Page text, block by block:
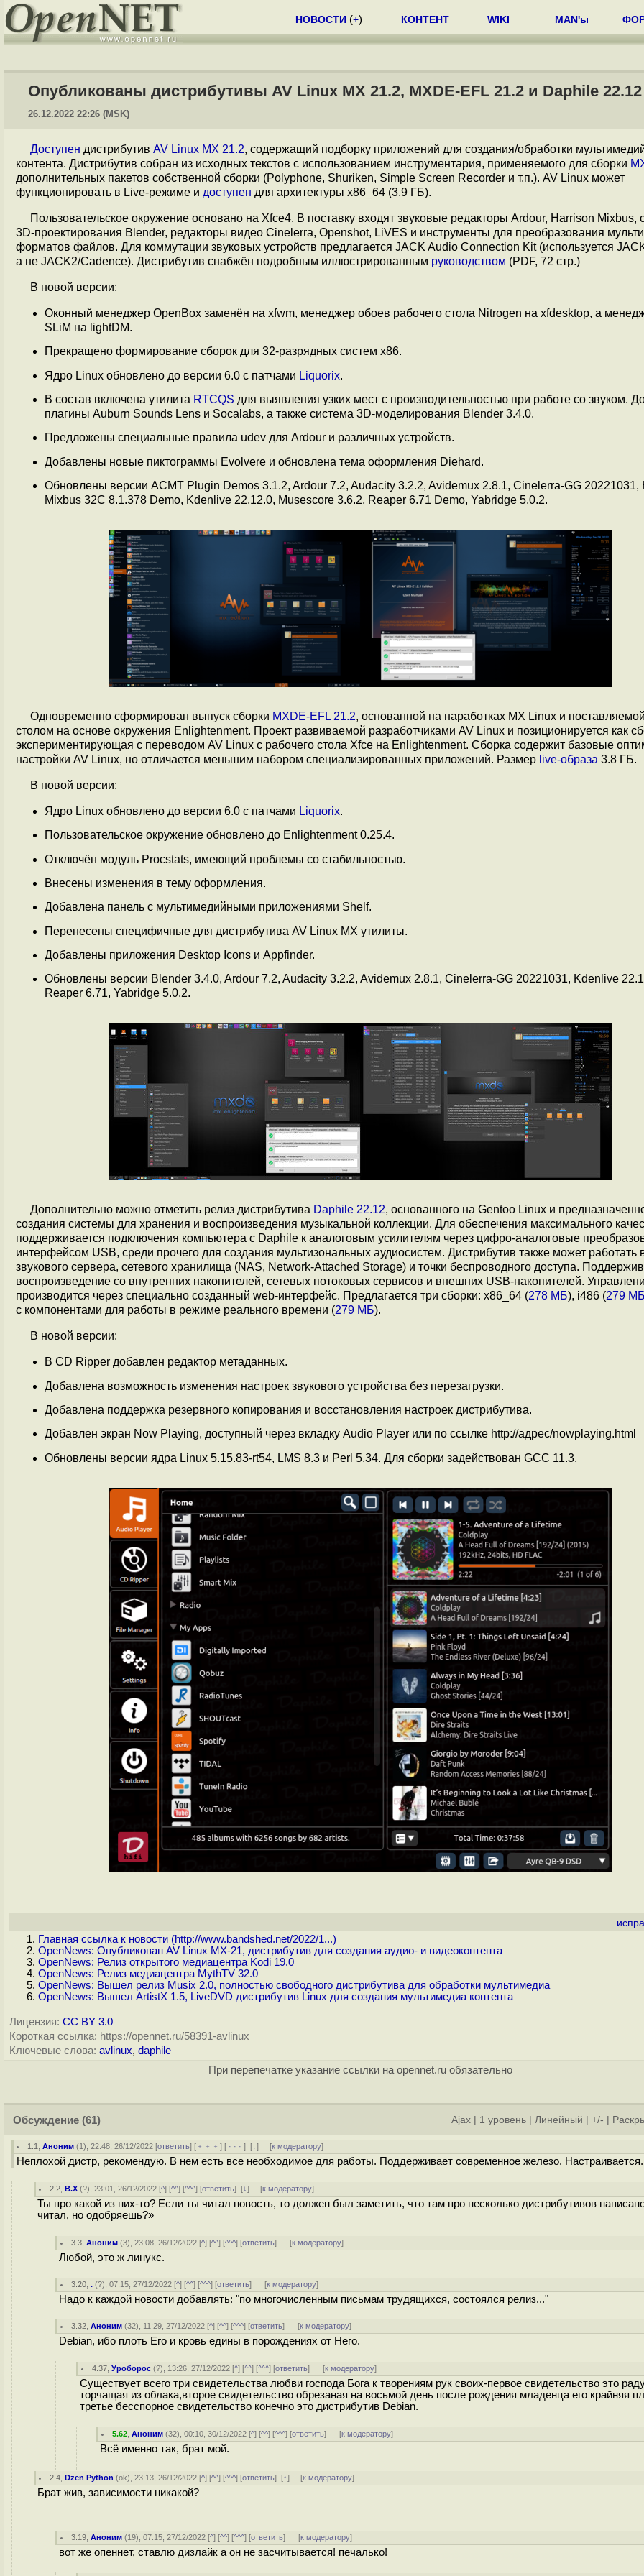
НОВОСТИ (+) КОНТЕНТ WIKI MAN'ы
Опубликованы дистрибутивы AV Linux MX 21.2, MXDE-EFL 21.2 и Daphile 22.12
26.12.2022 22:26 (MSK)
Доступен дистрибутив AV Linux MX 21.2, содержащий подборку приложений для создания/обработки
контента. Дистрибутив собран из исходных текстов с использованием инструментария, применяемого для сборки
дополнительных пакетов собственной сборки (Polyphone, Shuriken, Simple Screen Recorder и т.п.). AV Linux может
функционировать в Live-режиме и доступен для архитектуры x86_64 (3.9 ГБ).
Пользовательское окружение основано на Xfce4. В поставку входят звуковые редакторы Ardour, Harrison Mixbus,
3D-проектирования Blender, редакторы видео Cinelerra, Openshot, LiVES и инструменты для преобразования
форматов файлов. Для коммутации звуковых устройств предлагается JACK Audio Connection Kit (используется
а не JACK2/Cadence). Дистрибутив снабжён подробным иллюстрированным руководством (PDF, 72 стр.)
В новой версии:
Оконный менеджер OpenBox заменён на xfwm, менеджер обоев рабочего стола Nitrogen на xfdesktop, а
SLiM на lightDM.
Прекращено формирование сборок для 32-разрядных систем x86.
Ядро Linux обновлено до версии 6.0 с патчами Liquorix.
В состав включена утилита RTCQS для выявления узких мест с производительностью при работе со звуком.
плагины Auburn Sounds Lens и Socalabs, а также система 3D-моделирования Blender 3.4.0.
Предложены специальные правила udev для Ardour и различных устройств.
Добавлены новые пиктограммы Evolvere и обновлена тема оформления Diehard.
Обновлены версии ACMT Plugin Demos 3.1.2, Ardour 7.2, Audacity 3.2.2, Avidemux 2.8.1, Cinelerra-GG 20221031,
Mixbus 32C 8.1.378 Demo, Kdenlive 22.12.0, Musescore 3.6.2, Reaper 6.71 Demo, Yabridge 5.0.2.
Одновременно сформирован выпуск сборки MXDE-EFL 21.2, основанной на наработках MX Linux и
столом на основе окружения Enlightenment. Проект развиваемой разработчиками AV Linux и позиционируется как
экспериментирующая с переводом AV Linux с рабочего стола Xfce на Enlightenment. Сборка содержит базовые
настройки AV Linux, но отличается меньшим набором специализированных приложений. Размер live-образа 3.8 ГБ.
В новой версии:
Ядро Linux обновлено до версии 6.0 с патчами Liquorix.
Пользовательское окружение обновлено до Enlightenment 0.25.4.
Отключён модуль Procstats, имеющий проблемы со стабильностью.
Внесены изменения в тему оформления.
Добавлена панель с мультимедийными приложениями Shelf.
Перенесены специфичные для дистрибутива AV Linux MX утилиты.
Добавлены приложения Desktop Icons и Appfinder.
Обновлены версии Blender 3.4.0, Ardour 7.2, Audacity 3.2.2, Avidemux 2.8.1, Cinelerra-GG 20221031, Kdenlive
Reaper 6.71, Yabridge 5.0.2.
Дополнительно можно отметить релиз дистрибутива Daphile 22.12, основанного на Gentoo Linux и
создания системы для хранения и воспроизведения музыкальной коллекции. Для обеспечения максимального
поддерживается подключения компьютера с Daphile к аналоговым усилителям через цифро-аналоговые
интерфейсом USB, среди прочего для создания мультизональных аудиосистем. Дистрибутив также может работать
звукового сервера, сетевого хранилища (NAS, Network-Attached Storage) и точки беспроводного доступа.
воспроизведение со внутренних накопителей, сетевых потоковых сервисов и внешних USB-накопителей.
производится через специально созданный web-интерфейс. Предлагается три сборки: x86_64 (278 МБ), i486 (279 МБ
с компонентами для работы в режиме реального времени (279 МБ).
В новой версии:
В CD Ripper добавлен редактор метаданных.
Добавлена возможность изменения настроек звукового устройства без перезагрузки.
Добавлена поддержка резервного копирования и восстановления настроек дистрибутива.
Добавлен экран Now Playing, доступный через вкладку Audio Player или по ссылке http://адрес/nowplaying.html
Обновлены версии ядра Linux 5.15.83-rt54, LMS 8.3 и Perl 5.34. Для сборки задействован GCC 11.3.
Главная ссылка к новости (http://www.bandshed.net/2022/1...)
OpenNews: Опубликован AV Linux MX-21, дистрибутив для создания аудио- и видеоконтента
OpenNews: Релиз открытого медиацентра Kodi 19.0
OpenNews: Релиз медиацентра MythTV 32.0
OpenNews: Вышел релиз Musix 2.0, полностью свободного дистрибутива для обработки мультимедиа
OpenNews: Вышел ArtistX 1.5, LiveDVD дистрибутив Linux для создания мультимедиа контента
Лицензия: CC BY 3.0
Короткая ссылка: https://opennet.ru/58391-avlinux
Ключевые слова: avlinux, daphile
При перепечатке указание ссылки на opennet.ru обязательно
Обсуждение (61) Ajax 1 уровень Линейный +/-
1.1 ,Аноним (1), 22:48, 26/12/2022 [ответить] [ ﹢﹢﹢] [ · · ·][↓] [к модератору]
Неплохой дистр, рекомендую. В нем есть все необходимое для работы. Поддерживает современное железо. Настраивается.
2.2 ,B.X (?), 23:01, 26/12/2022 [^] [^^] [^^^] [ответить][↓] [к модератору]
Ты про какой из них-то? Если ты читал новость, то должен был заметить, что там про несколько дистрибутивов
читал, но одобряешь?»
3.3 ,Аноним (3), 23:08, 26/12/2022 [^] [^^] [^^^] [ответить] [к модератору]
Любой, это ж линукс.
3.20 ,. (?), 07:15, 27/12/2022 [^] [^^] [^^^] [ответить] [к модератору]
Надо к каждой новости добавлять: "по многочисленным письмам трудящихся, состоялся релиз..."
3.32 ,Аноним (32), 11:29, 27/12/2022 [^] [^^] [^^^] [ответить] [к модератору]
Debian, ибо плоть Его и кровь едины в порождениях от Него.
4.37 ,Уроборос (?), 13:26, 27/12/2022 [^] [^^] [^^^] [ответить] [к модератору]
Существует всего три свидетельства любви господа Бога к творениям рук своих-первое свидетельство это
торчащая из облака,второе свидетельство обрезаная на восьмой день после рождения младенца его крайняя
третье бесспорное свидетельство конечно это дистрибутив Debian.
5.62 ,Аноним (32), 00:10, 30/12/2022 [^] [^^] [^^^] [ответить] [к модератору]
Всё именно так, брат мой.
2.4 ,Dzen Python (ok), 23:13, 26/12/2022 [^] [^^] [^^^] [ответить][↑] [к модератору]
Брат жив, зависимости никакой?
3.19 ,Аноним (19), 07:15, 27/12/2022 [^] [^^] [^^^] [ответить] [к модератору]
вот же опеннет, ставлю дизлайк а он не засчитывается! печалько!